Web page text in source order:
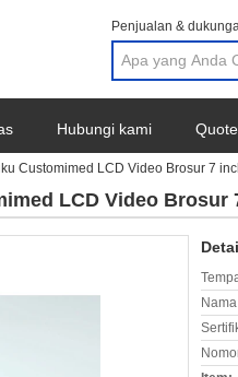
Penjualan &
Hubungi kami
Customimed LCD Video Brosur 7
LCD Video